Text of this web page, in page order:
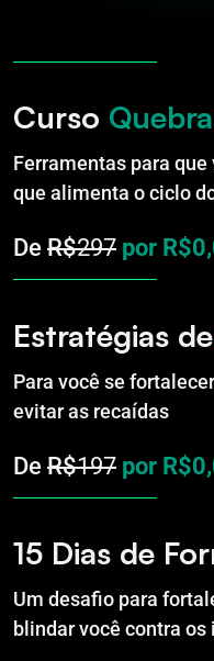
Curso
Ferramentas para
que alimenta o ciclo
De R$297 por
Estratégias de
Para você se
evitar as recaídas
De R$197 por
15 Dias de
Um desafio para
blindar você contra